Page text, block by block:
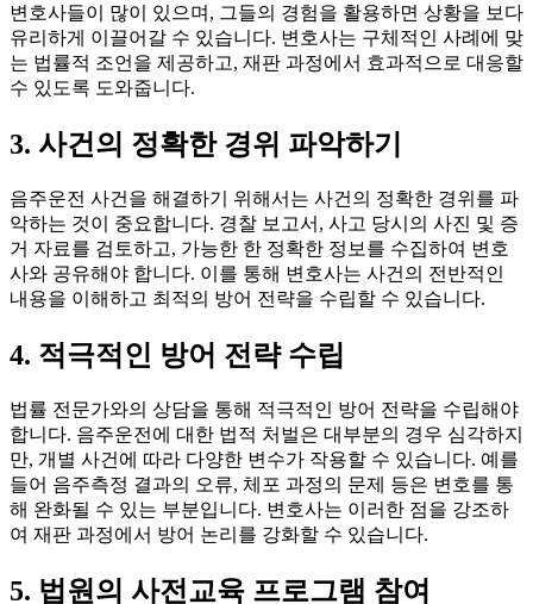
변호사들이 많이 있으며, 그들의 경험을 활용하면 상황을 보다
유리하게 이끌어갈 수 있습니다. 변호사는 구체적인 사례에 맞
는 법률적 조언을 제공하고, 재판 과정에서 효과적으로 대응할
수 있도록 도와줍니다.
3. 사건의 정확한 경위 파악하기
음주운전 사건을 해결하기 위해서는 사건의 정확한 경위를 파
악하는 것이 중요합니다. 경찰 보고서, 사고 당시의 사진 및 증
거 자료를 검토하고, 가능한 한 정확한 정보를 수집하여 변호
사와 공유해야 합니다. 이를 통해 변호사는 사건의 전반적인
내용을 이해하고 최적의 방어 전략을 수립할 수 있습니다.
4. 적극적인 방어 전략 수립
법률 전문가와의 상담을 통해 적극적인 방어 전략을 수립해야
합니다. 음주운전에 대한 법적 처벌은 대부분의 경우 심각하지
만, 개별 사건에 따라 다양한 변수가 작용할 수 있습니다. 예를
들어 음주측정 결과의 오류, 체포 과정의 문제 등은 변호를 통
해 완화될 수 있는 부분입니다. 변호사는 이러한 점을 강조하
여 재판 과정에서 방어 논리를 강화할 수 있습니다.
5. 법원의 사전교육 프로그램 참여